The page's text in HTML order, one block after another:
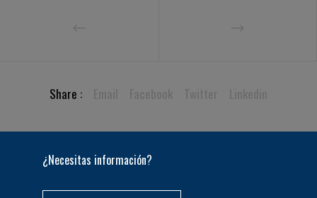
Share :
¿Necesitas información?